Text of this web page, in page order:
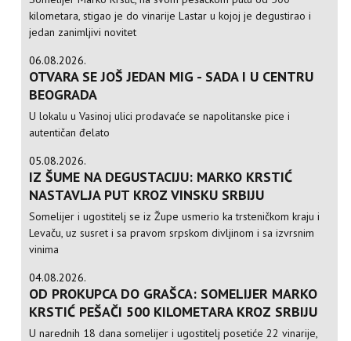
kilometara, stigao je do vinarije Lastar u kojoj je degustirao i
jedan zanimljivi novitet
06.08.2026.
OTVARA SE JOŠ JEDAN MIG - SADA I U CENTRU
BEOGRADA
U lokalu u Vasinoj ulici prodavaće se napolitanske pice i
autentičan đelato
05.08.2026.
IZ ŠUME NA DEGUSTACIJU: MARKO KRSTIĆ
NASTAVLJA PUT KROZ VINSKU SRBIJU
Somelijer i ugostitelj se iz Župe usmerio ka trsteničkom kraju i
Levaču, uz susret i sa pravom srpskom divljinom i sa izvrsnim
vinima
04.08.2026.
OD PROKUPCA DO GRAŠCA: SOMELIJER MARKO
KRSTIĆ PEŠAČI 500 KILOMETARA KROZ SRBIJU
U narednih 18 dana somelijer i ugostitelj posetiće 22 vinarije,